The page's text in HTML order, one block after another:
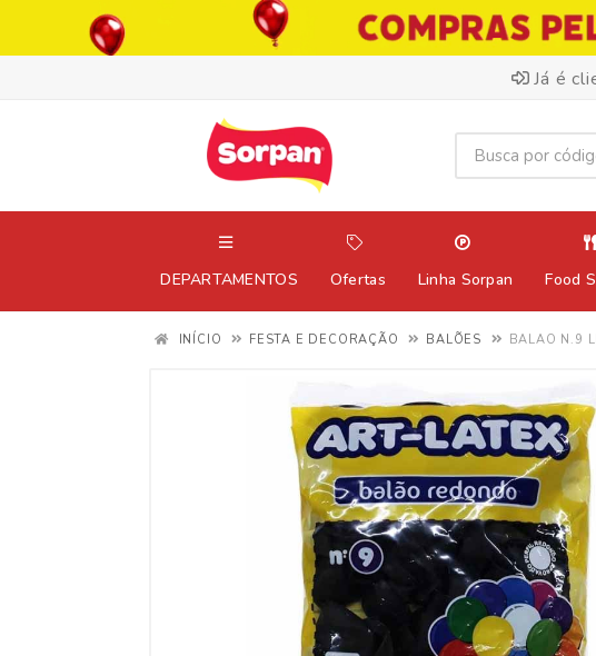
Já é
DEPARTAMENTOS Ofertas Linha Sorpan Food
INÍCIO FESTA E DECORAÇÃO BALÕES BALAO N.9